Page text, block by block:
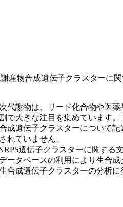
産物合成遺伝子クラスターに
代謝物は、リード化合物や医
で大きな注目を集めています
成遺伝子クラスターについて
れていません。
遺伝子クラスターに関す
ータベースの利用により生合
合成遺伝子クラスターの分析に